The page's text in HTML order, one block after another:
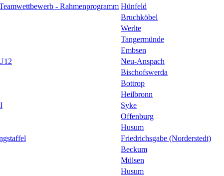
- Rahmenprogramm Hünfeld
Bruchköbel
Werlte
Tangermünde
Embsen
Neu-Anspach
Bischofswerda
Bottrop
Heilbronn
Syke
Offenburg
Husum
Friedrichsgabe (Norderstedt)
Beckum
Mülsen
Husum